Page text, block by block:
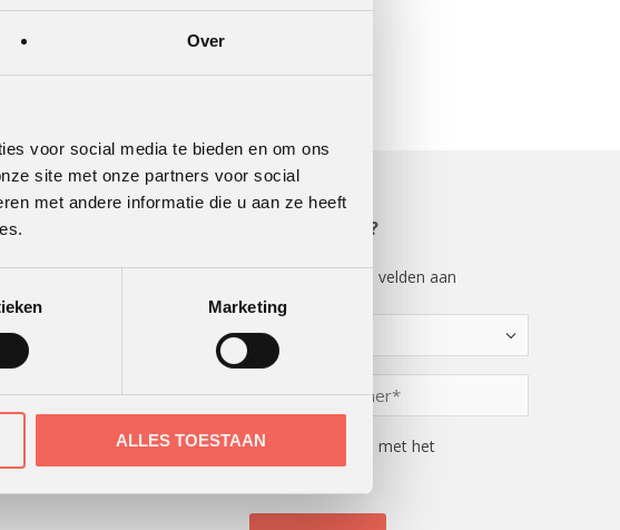
Over
voor social media te bieden en om ons
site met onze partners voor social
met andere informatie die u aan ze heeft
Marketing
ALLES TOESTAAN
MEER WETEN?
" geeft vereiste velden aan
een
*
Telefoonnummer
*
Instemming
Ik ga akkoord met het
privacybeleid*